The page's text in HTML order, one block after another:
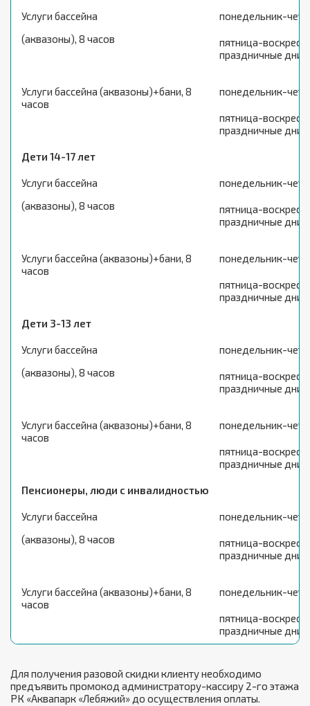
Услуги бассейна
(аквазоны), 8 часов
понедельник-
пятница-
праздничные дни
Услуги бассейна (аквазоны)+бани, 8
часов
понедельник-
пятница-
праздничные дни
Дети 14-17 лет
Услуги бассейна
(аквазоны), 8 часов
понедельник-
пятница-
праздничные дни
Услуги бассейна (аквазоны)+бани, 8
часов
понедельник-
пятница-
праздничные дни
Дети 3-13 лет
Услуги бассейна
(аквазоны), 8 часов
понедельник-
пятница-
праздничные дни
Услуги бассейна (аквазоны)+бани, 8
часов
понедельник-
пятница-
праздничные дни
Пенсионеры, люди с инвалидностью
Услуги бассейна
(аквазоны), 8 часов
понедельник-
пятница-
праздничные дни
Услуги бассейна (аквазоны)+бани, 8
часов
понедельник-
пятница-
праздничные дни
Для получения разовой скидки клиенту необходимо
предъявить промокод администратору-кассиру 2-го этажа
РК «Аквапарк «Лебяжий» до осуществления оплаты.